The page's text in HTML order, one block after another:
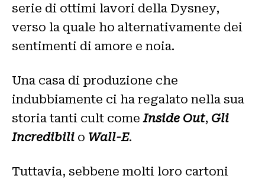
serie di ottimi lavori della Dysney,
verso la quale ho alternativamente dei
sentimenti di amore e noia.
Una casa di produzione che
indubbiamente ci ha regalato nella sua
storia tanti cult comeInside Out, Gli
Incredibili o Wall-E.
Tuttavia, sebbene molti loro cartoni